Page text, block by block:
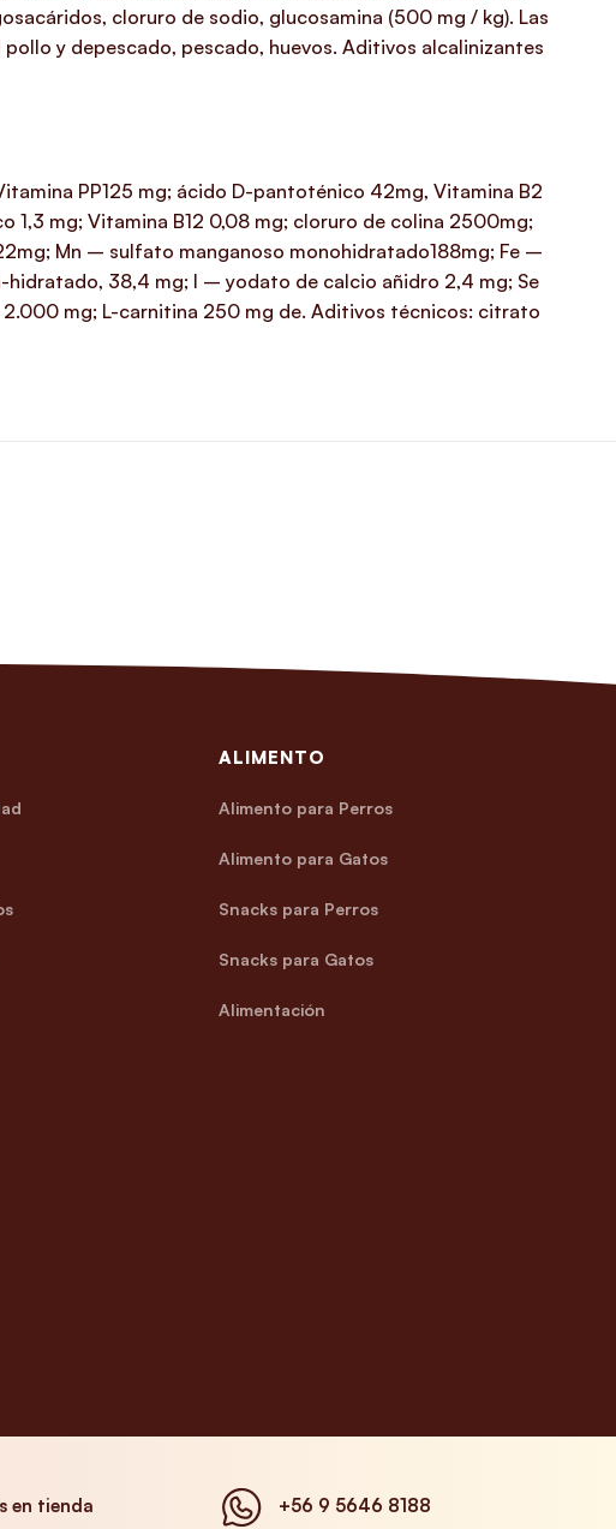
cloruro de sodio, glucosamina (500 mg / kg). Las
y depescado, pescado, huevos. Aditivos alcalinizantes
PP125 mg; ácido D-pantoténico 42mg, Vitamina B2
1,3 mg; Vitamina B12 0,08 mg; cloruro de colina 2500mg;
Mn – sulfato manganoso monohidratado188mg; Fe –
38,4 mg; I – yodato de calcio añidro 2,4 mg; Se
mg; L-carnitina 250 mg de. Aditivos técnicos: citrato
ALIMENTO
Alimento para Perros
Alimento para Gatos
Snacks para Perros
Snacks para Gatos
Alimentación
en tienda +56 9 5646 8188